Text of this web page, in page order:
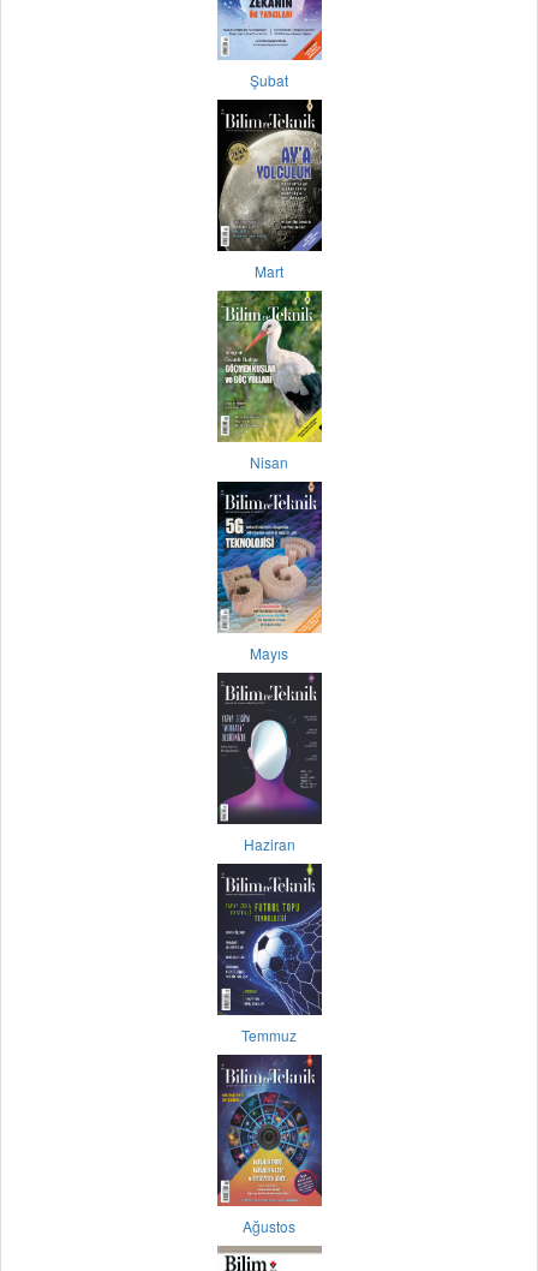
Şubat
Mart
Nisan
Mayıs
Haziran
Temmuz
Ağustos